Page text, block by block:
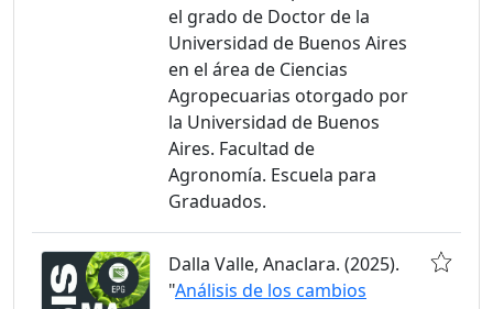
el grado de Doctor de la
Universidad de Buenos Aires
en el área de Ciencias
Agropecuarias otorgado por
la Universidad de Buenos
Aires. Facultad de
Agronomía. Escuela para
Graduados.
Dalla Valle, Anaclara. (2025).
"Análisis de los cambios